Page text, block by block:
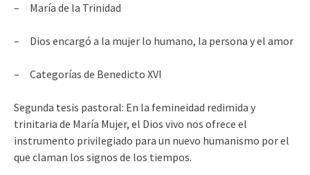
– María de la Trinidad
– Dios encargó a la mujer lo humano, la persona y el amor
– Categorías de Benedicto XVI
Segunda tesis pastoral: En la femineidad redimida y
trinitaria de María Mujer, el Dios vivo nos ofrece el
instrumento privilegiado para un nuevo humanismo por el
que claman los signos de los tiempos.